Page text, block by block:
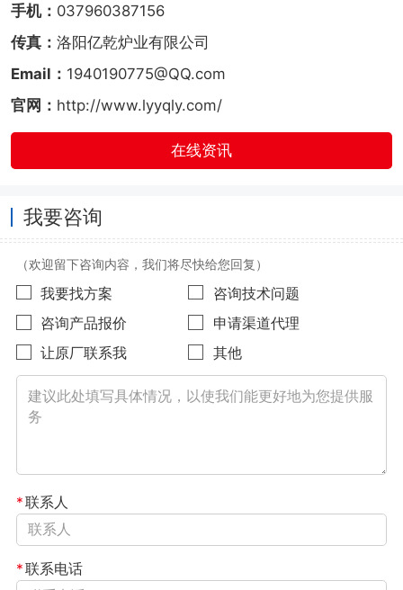
手机： 037960387156
传真： 洛阳亿乾炉业有限公司
Email： 1940190775@QQ.com
官网： http://www.lyyqly.com/
在线资讯
我要咨询
（欢迎留下咨询内容，我们将尽快给您回复）
我要找方案
咨询技术问题
咨询产品报价
申请渠道代理
让原厂联系我
其他
*联系人
*联系电话